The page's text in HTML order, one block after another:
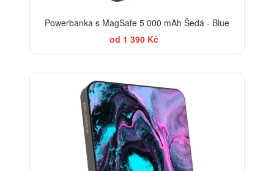
Powerbanka s MagSafe 5 000 mAh Šedá - Blue
od 1 390 Kč